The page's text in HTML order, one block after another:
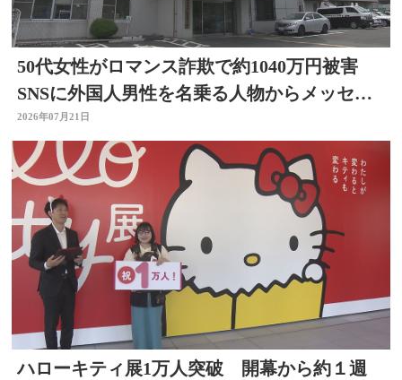
50代女性がロマンス詐欺で約1040万円被害
SNSに外国人男性を名乗る人物からメッセー
ジ 大分
2026年07月21日
ハローキティ展1万人突破 開幕から約１週